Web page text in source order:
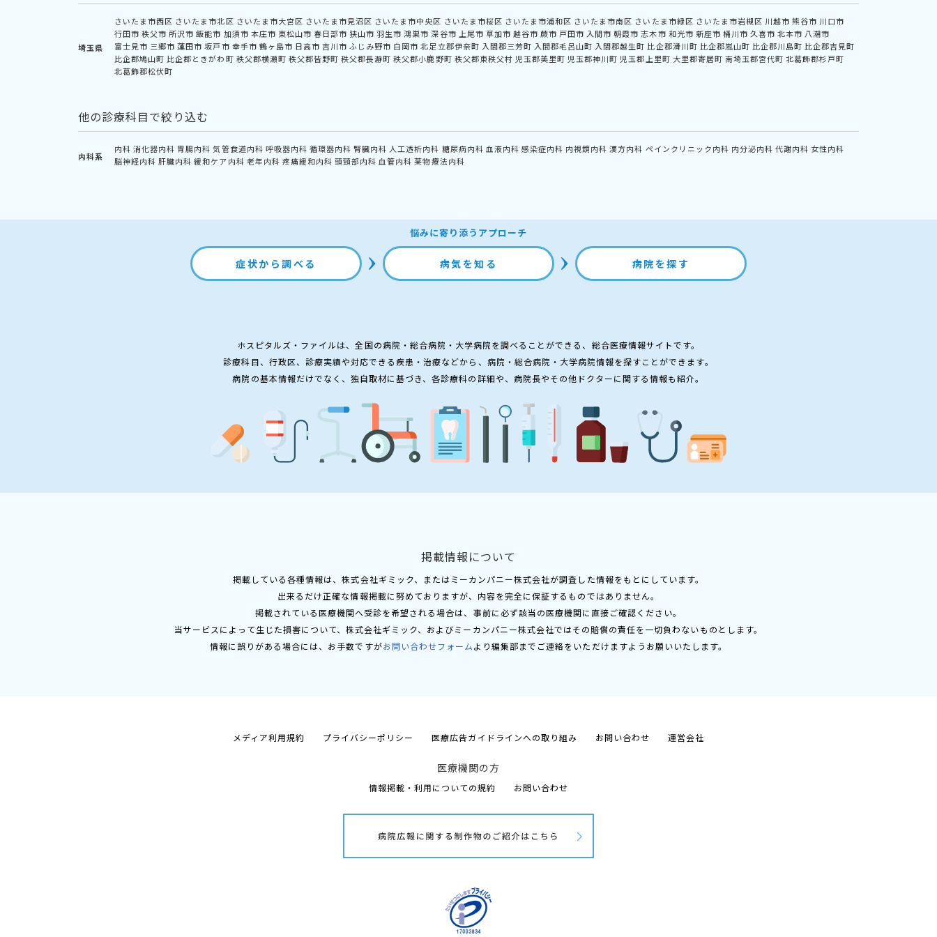
埼玉県
さいたま市西区 さいたま市北区 さいたま市大宮区 さいたま市見沼区 さいたま市中央区 さいたま市桜区 さいたま市浦和区 さいたま市南区 さいたま市緑区 さいたま市岩槻区 川越市 熊谷市 川口市
行田市 秩父市 所沢市 飯能市 加須市 本庄市 東松山市 春日部市 狭山市 羽生市 鴻巣市 深谷市 上尾市 草加市 越谷市 蕨市 戸田市 入間市 朝霞市 志木市 和光市 新座市 桶川市 久喜市 北本市 八潮市
富士見市 三郷市 蓮田市 坂戸市 幸手市 鶴ヶ島市 日高市 吉川市 ふじみ野市 白岡市 北足立郡伊奈町 入間郡三芳町 入間郡毛呂山町 入間郡越生町 比企郡滑川町 比企郡嵐山町 比企郡川島町 比企郡吉見町
比企郡鳩山町 比企郡ときがわ町 秩父郡横瀬町 秩父郡皆野町 秩父郡長瀞町 秩父郡小鹿野町 秩父郡東秩父村 児玉郡美里町 児玉郡神川町 児玉郡上里町 大里郡寄居町 南埼玉郡宮代町 北葛飾郡杉戸町
北葛飾郡松伏町
他の診療科目で絞り込む
内科系
内科 消化器内科 胃腸内科 気管食道内科 呼吸器内科 循環器内科 腎臓内科 人工透析内科 糖尿病内科 血液内科 感染症内科 内視鏡内科 漢方内科 ペインクリニック内科 内分泌内科 代謝内科 女性内科
脳神経内科 肝臓内科 緩和ケア内科 老年内科 疼痛緩和内科 頭頸部内科 血管内科 薬物療法内科
悩みに寄り添うアプローチ
症状から調べる 病気を知る 病院を探す
ホスピタルズ・ファイルは、全国の病院・総合病院・大学病院を調べることができる、総合医療情報サイトです。
診療科目、行政区、診療実績や対応できる疾患・治療などから、病院・総合病院・大学病院情報を探すことができます。
病院の基本情報だけでなく、独自取材に基づき、各診療科の詳細や、病院長やその他ドクターに関する情報も紹介。
掲載情報について
掲載している各種情報は、株式会社ギミック、またはミーカンパニー株式会社が調査した情報をもとにしています。
出来るだけ正確な情報掲載に努めておりますが、内容を完全に保証するものではありません。
掲載されている医療機関へ受診を希望される場合は、事前に必ず該当の医療機関に直接ご確認ください。
当サービスによって生じた損害について、株式会社ギミック、およびミーカンパニー株式会社ではその賠償の責任を一切負わないものとします。
情報に誤りがある場合には、お手数ですがお問い合わせフォームより編集部までご連絡をいただけますようお願いいたします。
メディア利用規約 プライバシーポリシー 医療広告ガイドラインへの取り組み お問い合わせ 運営会社
医療機関の方
情報掲載・利用についての規約 お問い合わせ